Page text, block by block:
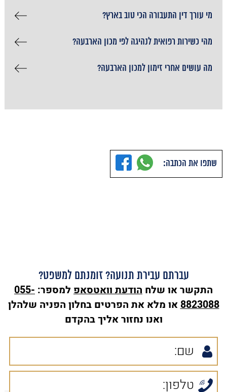
מי עורך דין התעבורה הכי טוב בארץ?
מהי כשירות רפואית לנהיגה לפי מכון הארבעה?
מה עושים אחרי זימון למכון הארבעה?
שתפו את הכתבה:
עברתם עבירת תנועה? זומנתם למשפט?
התקשר או שלח הודעת וואטסאפ למספר: 055-
8823088 או מלא את הפרטים בחלון הפניה שלהלן
ואנו נחזור אליך בהקדם